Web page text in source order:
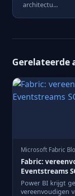
architectu...
Gerelateerde
Microsoft Fabric
Fabric:
Eventstreams
Power BI krijgt
vereenvoudigen